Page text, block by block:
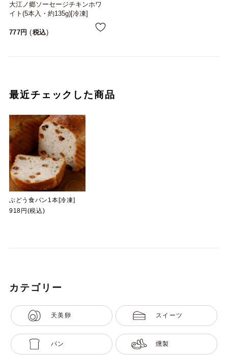
大江ノ郷ソーセージチキンホワ
イト(5本入・約135g)[冷凍]
777 税込
最近チェックした商品
ぶどう食パン1本[冷凍]
918円(税込)
カテゴリー
天美卵 スイーツ
パン 燻製